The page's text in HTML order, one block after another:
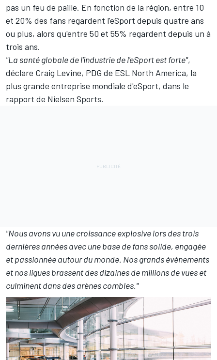
pas un feu de paille. En fonction de la région, entre 10
et 20% des fans regardent l'eSport depuis quatre ans
ou plus, alors qu'entre 50 et 55% regardent depuis un à
trois ans.
"La santé globale de l'industrie de l'eSport est forte",
déclare Craig Levine, PDG de ESL North America, la
plus grande entreprise mondiale d'eSport, dans le
rapport de Nielsen Sports.
"Nous avons vu une croissance explosive lors des trois
dernières années avec une base de fans solide, engagée
et passionnée autour du monde. Nos grands événements
et nos ligues brassent des dizaines de millions de vues et
culminent dans des arènes combles."